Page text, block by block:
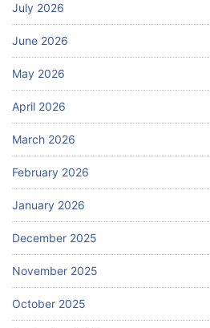
July 2026
June 2026
May 2026
April 2026
March 2026
February 2026
January 2026
December 2025
November 2025
October 2025